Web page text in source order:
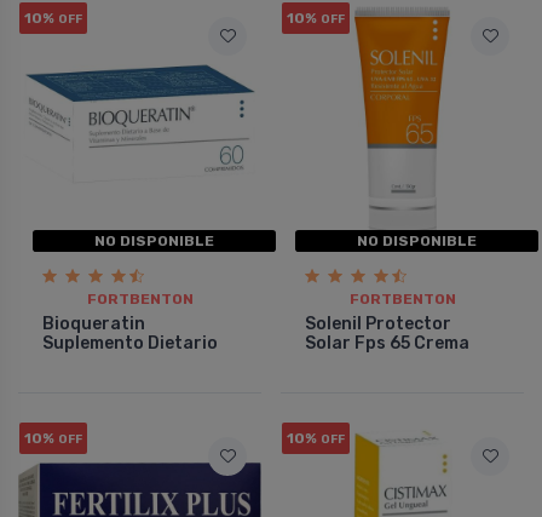
10% OFF
NO DISPONIBLE
FORTBENTON
Bioqueratin
Suplemento Dietario
10% OFF
NO DISPONIBLE
FORTBENTON
Solenil Protector
Solar Fps 65 Crema
10% OFF 10% OFF